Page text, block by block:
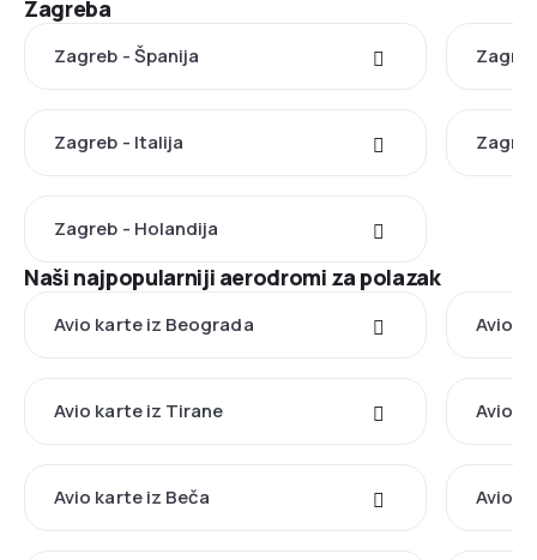
Zagreba
Zagreb - Španija
Zagreb - Italija
Zagreb - Holandija
Naši najpopularniji aerodromi za polazak
Avio karte iz Beograda Avio
Avio karte iz Tirane Avio
Avio karte iz Beča Avio